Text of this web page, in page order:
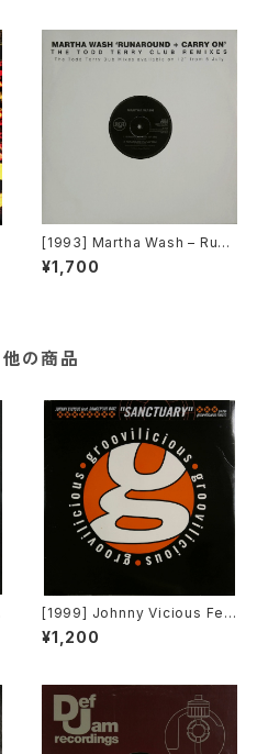
[1993] Martha Wash – Runa
round + Carry On (The Tod
d Terry Club Remixes) [RC
¥1,700
の商品
[1999] Johnny Vicious Fea
t. Dangerous Dave – Sanct
uary [Groovilicious]
¥1,200